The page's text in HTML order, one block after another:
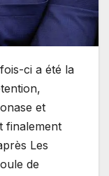
ci a été la
et
finalement
Les
de